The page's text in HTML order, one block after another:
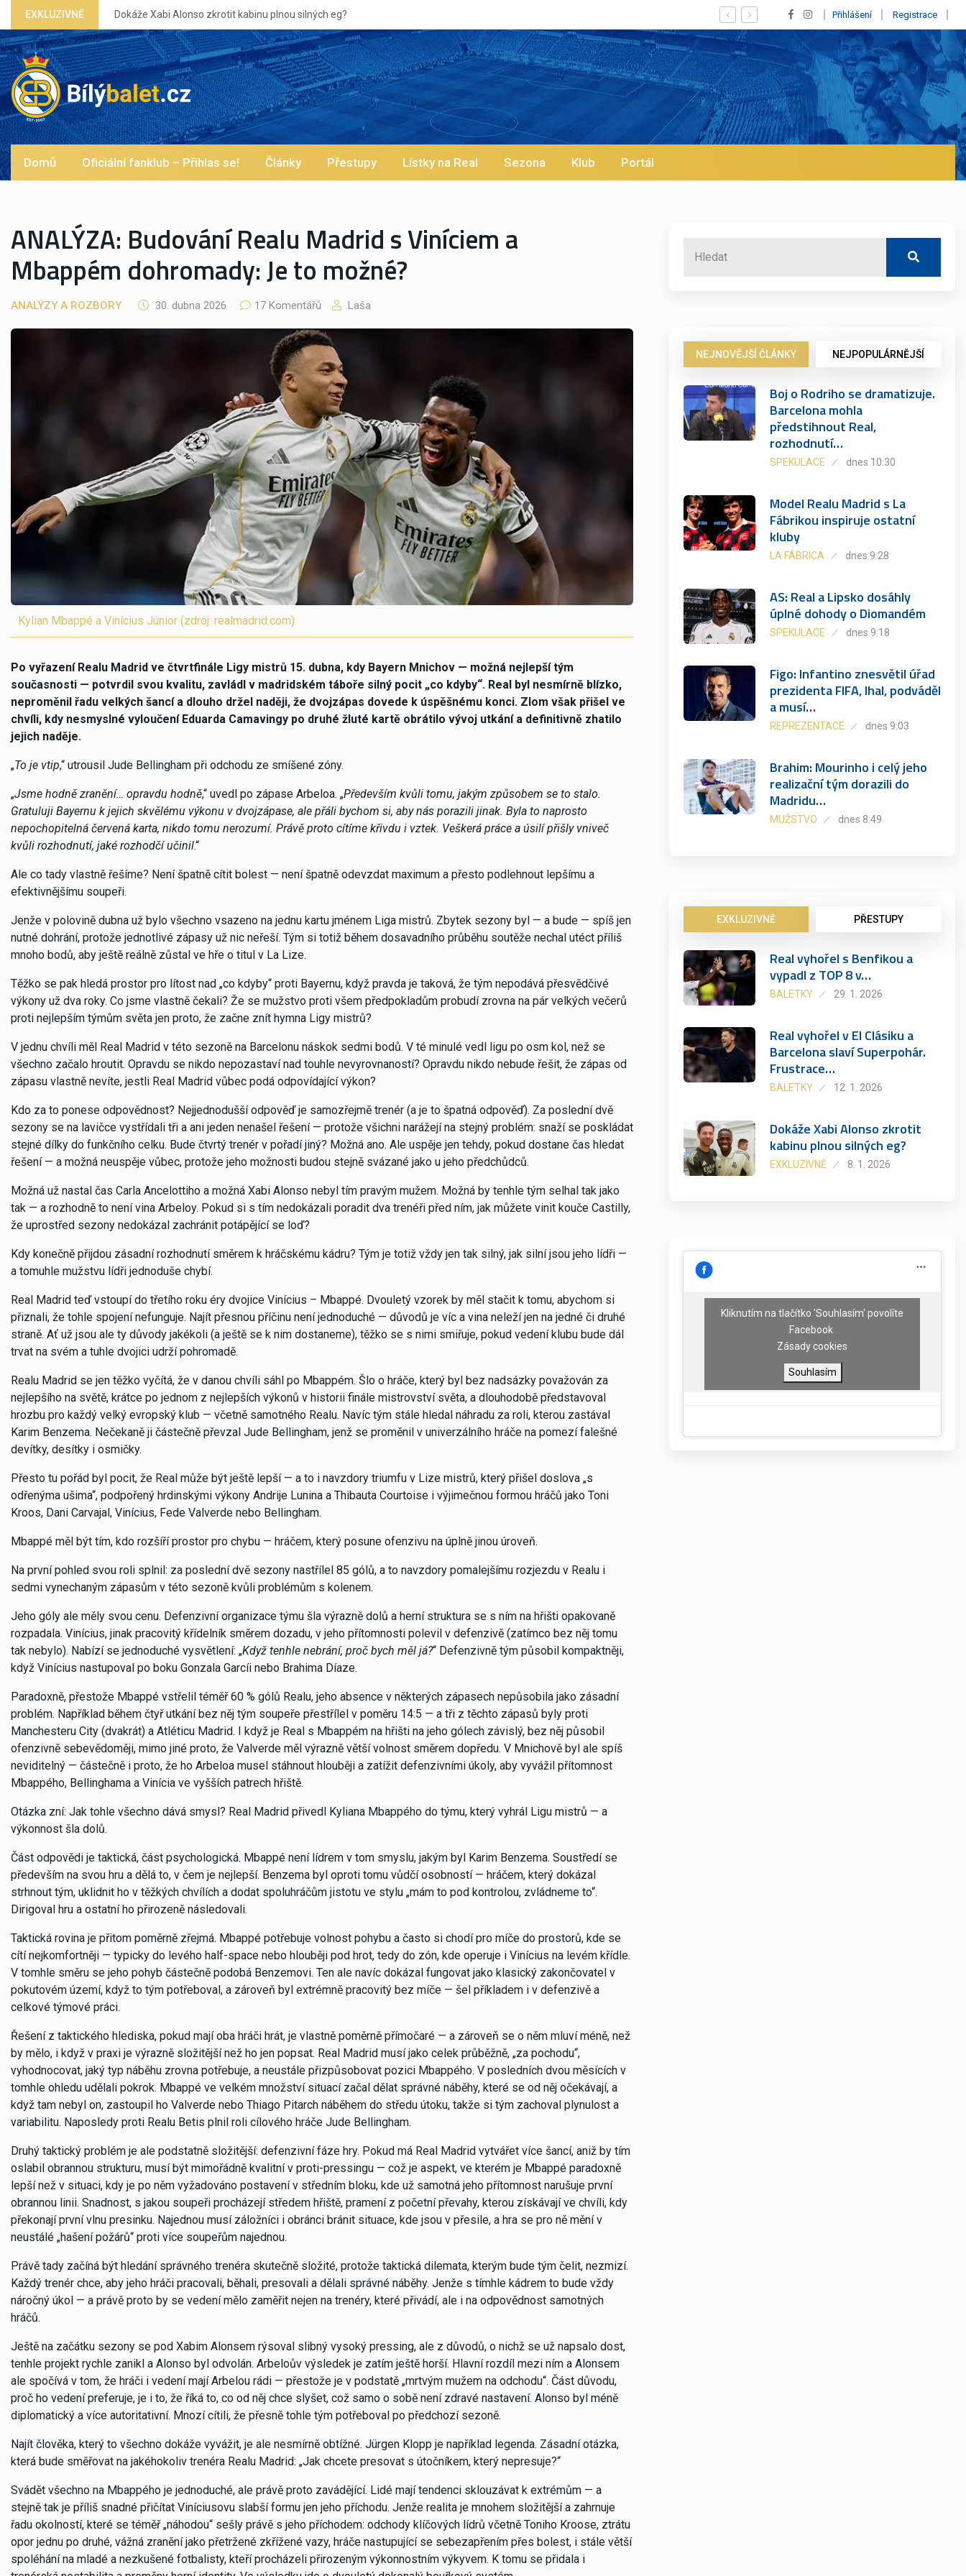
EXKLUZIVNĚ
plnou silných eg? Vypískaný Vinícius! Blíží se jeho odchod z Realu a pustí se klub na trh už v lednu? | BALETKY #33
Přihlášení Registrace
Domů Oficiální fanklub – Přihlas se! Články Přestupy Lístky na Real Sezona Klub Portál
ANALÝZA: Budování Realu Madrid s Viníciem a
Mbappém dohromady: Je to možné?
ANALÝZY A ROZBORY 30. dubna 2026 17 Komentářů Laša
Kylian Mbappé a Vinícius Júnior (zdroj: realmadrid.com)
Po vyřazení Realu Madrid ve čtvrtfinále Ligy mistrů 15. dubna, kdy Bayern Mnichov — možná nejlepší tým
současnosti — potvrdil svou kvalitu, zavládl v madridském táboře silný pocit „co kdyby“. Real byl nesmírně blízko,
neproměnil řadu velkých šancí a dlouho držel naději, že dvojzápas dovede k úspěšnému konci. Zlom však přišel ve
chvíli, kdy nesmyslné vyloučení Eduarda Camavingy po druhé žluté kartě obrátilo vývoj utkání a definitivně zhatilo
jejich naděje.
„To je vtip,“ utrousil Jude Bellingham při odchodu ze smíšené zóny.
„Jsme hodně zranění… opravdu hodně,“ uvedl po zápase Arbeloa. „Především kvůli tomu, jakým způsobem se to stalo.
Gratuluji Bayernu k jejich skvělému výkonu v dvojzápase, ale přáli bychom si, aby nás porazili jinak. Byla to naprosto
nepochopitelná červená karta, nikdo tomu nerozumí. Právě proto cítíme křivdu i vztek. Veškerá práce a úsilí přišly vniveč
kvůli rozhodnutí, jaké rozhodčí učinil.“
Ale co tady vlastně řešíme? Není špatně cítit bolest — není špatně odevzdat maximum a přesto podlehnout lepšímu a
efektivnějšímu soupeři.
Jenže v polovině dubna už bylo všechno vsazeno na jednu kartu jménem Liga mistrů. Zbytek sezony byl — a bude — spíš jen
nutné dohrání, protože jednotlivé zápasy už nic neřeší. Tým si totiž během dosavadního průběhu soutěže nechal utéct příliš
mnoho bodů, aby ještě reálně zůstal ve hře o titul v La Lize.
Těžko se pak hledá prostor pro lítost nad „co kdyby“ proti Bayernu, když pravda je taková, že tým nepodává přesvědčivé
výkony už dva roky. Co jsme vlastně čekali? Že se mužstvo proti všem předpokladům probudí zrovna na pár velkých večerů
proti nejlepším týmům světa jen proto, že začne znít hymna Ligy mistrů?
V jednu chvíli měl Real Madrid v této sezoně na Barcelonu náskok sedmi bodů. V té minulé vedl ligu po osm kol, než se
všechno začalo hroutit. Opravdu se nikdo nepozastaví nad touhle nevyrovnaností? Opravdu nikdo nebude řešit, že zápas od
zápasu vlastně nevíte, jestli Real Madrid vůbec podá odpovídající výkon?
Kdo za to ponese odpovědnost? Nejjednodušší odpověď je samozřejmě trenér (a je to špatná odpověď). Za poslední dvě
sezony se na lavičce vystřídali tři a ani jeden nenašel řešení — protože všichni narážejí na stejný problém: snaží se poskládat
stejné dílky do funkčního celku. Bude čtvrtý trenér v pořadí jiný? Možná ano. Ale uspěje jen tehdy, pokud dostane čas hledat
řešení — a možná neuspěje vůbec, protože jeho možnosti budou stejně svázané jako u jeho předchůdců.
Možná už nastal čas Carla Ancelottiho a možná Xabi Alonso nebyl tím pravým mužem. Možná by tenhle tým selhal tak jako
tak — a rozhodně to není vina Arbeloy. Pokud si s tím nedokázali poradit dva trenéři před ním, jak můžete vinit kouče Castilly,
že uprostřed sezony nedokázal zachránit potápějící se loď?
Kdy konečně přijdou zásadní rozhodnutí směrem k hráčskému kádru? Tým je totiž vždy jen tak silný, jak silní jsou jeho lídři —
a tomuhle mužstvu lídři jednoduše chybí.
Real Madrid teď vstoupí do třetího roku éry dvojice Vinícius – Mbappé. Dvouletý vzorek by měl stačit k tomu, abychom si
přiznali, že tohle spojení nefunguje. Najít přesnou příčinu není jednoduché — důvodů je víc a vina neleží jen na jedné či druhé
straně. Ať už jsou ale ty důvody jakékoli (a ještě se k nim dostaneme), těžko se s nimi smiřuje, pokud vedení klubu bude dál
trvat na svém a tuhle dvojici udrží pohromadě.
Realu Madrid se jen těžko vyčítá, že v danou chvíli sáhl po Mbappém. Šlo o hráče, který byl bez nadsázky považován za
nejlepšího na světě, krátce po jednom z nejlepších výkonů v historii finále mistrovství světa, a dlouhodobě představoval
hrozbu pro každý velký evropský klub — včetně samotného Realu. Navíc tým stále hledal náhradu za roli, kterou zastával
Karim Benzema. Nečekaně ji částečně převzal Jude Bellingham, jenž se proměnil v univerzálního hráče na pomezí falešné
devítky, desítky i osmičky.
Přesto tu pořád byl pocit, že Real může být ještě lepší — a to i navzdory triumfu v Lize mistrů, který přišel doslova „s
odřenýma ušima“, podpořený hrdinskými výkony Andrije Lunina a Thibauta Courtoise i výjimečnou formou hráčů jako Toni
Kroos, Dani Carvajal, Vinícius, Fede Valverde nebo Bellingham.
Mbappé měl být tím, kdo rozšíří prostor pro chybu — hráčem, který posune ofenzivu na úplně jinou úroveň.
Na první pohled svou roli splnil: za poslední dvě sezony nastřílel 85 gólů, a to navzdory pomalejšímu rozjezdu v Realu i
sedmi vynechaným zápasům v této sezoně kvůli problémům s kolenem.
Jeho góly ale měly svou cenu. Defenzivní organizace týmu šla výrazně dolů a herní struktura se s ním na hřišti opakovaně
rozpadala. Vinícius, jinak pracovitý křídelník směrem dozadu, v jeho přítomnosti polevil v defenzivě (zatímco bez něj tomu
tak nebylo). Nabízí se jednoduché vysvětlení: „Když tenhle nebrání, proč bych měl já?“ Defenzivně tým působil kompaktněji,
když Vinícius nastupoval po boku Gonzala Garcíi nebo Brahima Díaze.
Paradoxně, přestože Mbappé vstřelil téměř 60 % gólů Realu, jeho absence v některých zápasech nepůsobila jako zásadní
problém. Například během čtyř utkání bez něj tým soupeře přestřílel v poměru 14:5 — a tři z těchto zápasů byly proti
Manchesteru City (dvakrát) a Atléticu Madrid. I když je Real s Mbappém na hřišti na jeho gólech závislý, bez něj působil
ofenzivně sebevědoměji, mimo jiné proto, že Valverde měl výrazně větší volnost směrem dopředu. V Mnichově byl ale spíš
neviditelný — částečně i proto, že ho Arbeloa musel stáhnout hlouběji a zatížit defenzivními úkoly, aby vyvážil přítomnost
Mbappého, Bellinghama a Vinícia ve vyšších patrech hřiště.
Otázka zní: Jak tohle všechno dává smysl? Real Madrid přivedl Kyliana Mbappého do týmu, který vyhrál Ligu mistrů — a
výkonnost šla dolů.
Část odpovědi je taktická, část psychologická. Mbappé není lídrem v tom smyslu, jakým byl Karim Benzema. Soustředí se
především na svou hru a dělá to, v čem je nejlepší. Benzema byl oproti tomu vůdčí osobností — hráčem, který dokázal
strhnout tým, uklidnit ho v těžkých chvílích a dodat spoluhráčům jistotu ve stylu „mám to pod kontrolou, zvládneme to“.
Dirigoval hru a ostatní ho přirozeně následovali.
Taktická rovina je přitom poměrně zřejmá. Mbappé potřebuje volnost pohybu a často si chodí pro míče do prostorů, kde se
cítí nejkomfortněji — typicky do levého half-space nebo hlouběji pod hrot, tedy do zón, kde operuje i Vinícius na levém křídle.
V tomhle směru se jeho pohyb částečně podobá Benzemovi. Ten ale navíc dokázal fungovat jako klasický zakončovatel v
pokutovém území, když to tým potřeboval, a zároveň byl extrémně pracovitý bez míče — šel příkladem i v defenzivě a
celkové týmové práci.
Řešení z taktického hlediska, pokud mají oba hráči hrát, je vlastně poměrně přímočaré — a zároveň se o něm mluví méně, než
by mělo, i když v praxi je výrazně složitější než ho jen popsat. Real Madrid musí jako celek průběžně, „za pochodu“,
vyhodnocovat, jaký typ náběhu zrovna potřebuje, a neustále přizpůsobovat pozici Mbappého. V posledních dvou měsících v
tomhle ohledu udělali pokrok. Mbappé ve velkém množství situací začal dělat správné náběhy, které se od něj očekávají, a
když tam nebyl on, zastoupil ho Valverde nebo Thiago Pitarch náběhem do středu útoku, takže si tým zachoval plynulost a
variabilitu. Naposledy proti Realu Betis plnil roli cílového hráče Jude Bellingham.
Druhý taktický problém je ale podstatně složitější: defenzivní fáze hry. Pokud má Real Madrid vytvářet více šancí, aniž by tím
oslabil obrannou strukturu, musí být mimořádně kvalitní v proti-pressingu — což je aspekt, ve kterém je Mbappé paradoxně
lepší než v situaci, kdy je po něm vyžadováno postavení v středním bloku, kde už samotná jeho přítomnost narušuje první
obrannou linii. Snadnost, s jakou soupeři procházejí středem hřiště, pramení z početní převahy, kterou získávají ve chvíli, kdy
překonají první vlnu presinku. Najednou musí záložníci i obránci bránit situace, kde jsou v přesile, a hra se pro ně mění v
neustálé „hašení požárů“ proti více soupeřům najednou.
Právě tady začíná být hledání správného trenéra skutečně složité, protože taktická dilemata, kterým bude tým čelit, nezmizí.
Každý trenér chce, aby jeho hráči pracovali, běhali, presovali a dělali správné náběhy. Jenže s tímhle kádrem to bude vždy
náročný úkol — a právě proto by se vedení mělo zaměřit nejen na trenéry, které přivádí, ale i na odpovědnost samotných
hráčů.
Ještě na začátku sezony se pod Xabim Alonsem rýsoval slibný vysoký pressing, ale z důvodů, o nichž se už napsalo dost,
tenhle projekt rychle zanikl a Alonso byl odvolán. Arbeloův výsledek je zatím ještě horší. Hlavní rozdíl mezi ním a Alonsem
ale spočívá v tom, že hráči i vedení mají Arbelou rádi — přestože je v podstatě „mrtvým mužem na odchodu“. Část důvodu,
proč ho vedení preferuje, je i to, že říká to, co od něj chce slyšet, což samo o sobě není zdravé nastavení. Alonso byl méně
diplomatický a více autoritativní. Mnozí cítili, že přesně tohle tým potřeboval po předchozí sezoně.
Najít člověka, který to všechno dokáže vyvážit, je ale nesmírně obtížné. Jürgen Klopp je například legenda. Zásadní otázka,
která bude směřovat na jakéhokoliv trenéra Realu Madrid: „Jak chcete presovat s útočníkem, který nepresuje?“
Svádět všechno na Mbappého je jednoduché, ale právě proto zavádějící. Lidé mají tendenci sklouzávat k extrémům — a
stejně tak je příliš snadné přičítat Viníciusovu slabší formu jen jeho příchodu. Jenže realita je mnohem složitější a zahrnuje
řadu okolností, které se téměř „náhodou“ sešly právě s jeho příchodem: odchody klíčových lídrů včetně Toniho Kroose, ztrátu
opor jednu po druhé, vážná zranění jako přetržené zkřížené vazy, hráče nastupující se sebezapřením přes bolest, i stále větší
spoléhání na mladé a nezkušené fotbalisty, kteří procházeli přirozeným výkonnostním výkyvem. K tomu se přidala i
NEJNOVĚJŠÍ ČLÁNKY NEJPOPULÁRNĚJŠÍ
Boj o Rodriho se dramatizuje.
Barcelona mohla
předstihnout Real,
rozhodnutí…
SPEKULACE dnes 10:30
Model Realu Madrid s La
Fábrikou inspiruje ostatní
kluby
LA FÁBRICA dnes 9:28
AS: Real a Lipsko dosáhly
úplné dohody o Diomandém
SPEKULACE dnes 9:18
Figo: Infantino znesvětil úřad
prezidenta FIFA, lhal, podváděl
a musí…
REPREZENTACE dnes 9:03
Brahim: Mourinho i celý jeho
realizační tým dorazili do
Madridu…
MUŽSTVO dnes 8:49
EXKLUZIVNĚ PŘESTUPY
Real vyhořel s Benfikou a
vypadl z TOP 8 v…
BALETKY 29. 1. 2026
Real vyhořel v El Clásiku a
Barcelona slaví Superpohár.
Frustrace…
BALETKY 12. 1. 2026
Dokáže Xabi Alonso zkrotit
kabinu plnou silných eg?
EXKLUZIVNĚ 8. 1. 2026
Kliknutím na tlačítko 'Souhlasím' povolíte
Facebook
Zásady cookies
Souhlasím